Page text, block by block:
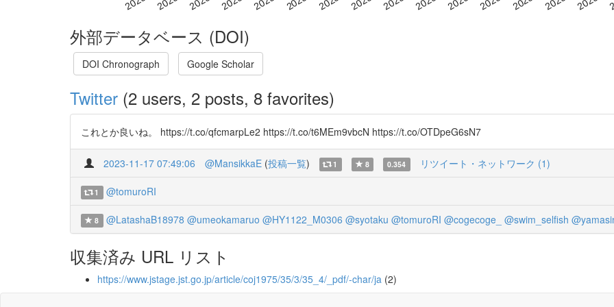
外部データベース (DOI)
DOI Chronograph Google Scholar
Twitter (2 users, 2 posts, 8 favorites)
これとか良いね。 https://t.co/qfcmarpLe2 https://t.co/t6MEm9vbcN https://t.co/OTDpeG6sN7
2023-11-17 07:49:06 @MansikkaE (投稿一覧) 1 8 0.354 リツイート・ネットワーク (1)
1 @tomuroRI
8 @LatashaB18978 @umeokamaruo @HY1122_M0306 @syotaku @tomuroRI @cogecoge_ @swim_selfish
収集済み URL リスト
https://www.jstage.jst.go.jp/article/coj1975/35/3/35_4/_pdf/-char/ja (2)